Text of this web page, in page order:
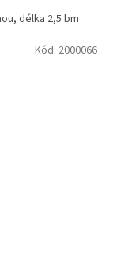
délka 2,5 bm
Kód: 2000066